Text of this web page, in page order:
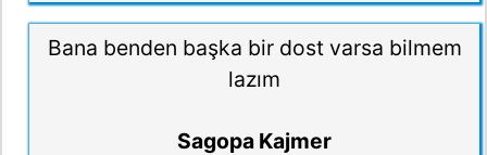
Bana benden başka bir dost varsa bilmem
lazım
Sagopa Kajmer